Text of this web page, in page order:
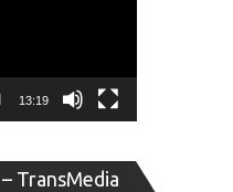
13:19
TransMedia